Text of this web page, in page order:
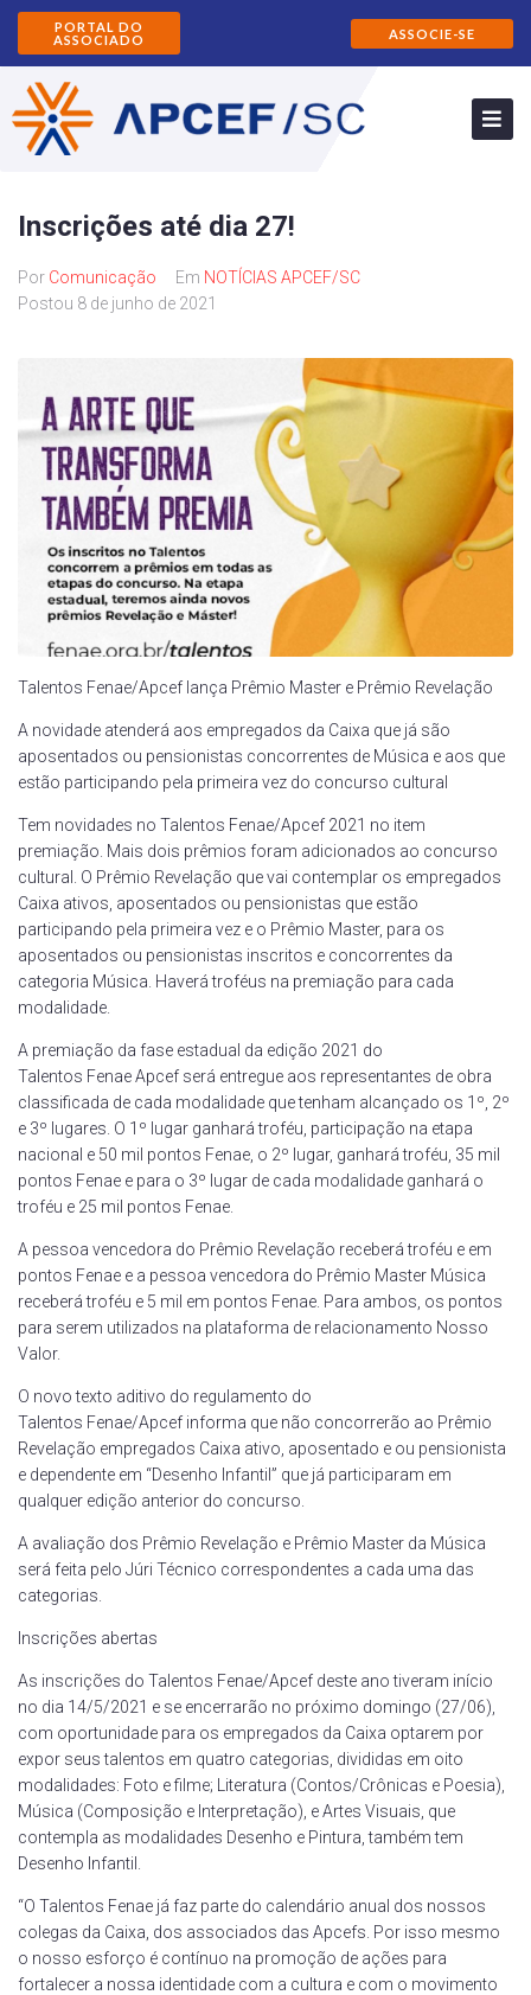
PORTAL DO
ASSOCIADO
ASSOCIE-SE
Inscrições até dia 27!
Por Comunicação Em NOTÍCIAS APCEF/SC
Postou 8 de junho de 2021
Talentos Fenae/Apcef lança Prêmio Master e Prêmio Revelação
A novidade atenderá aos empregados da Caixa que já são
aposentados ou pensionistas concorrentes de Música e aos que
estão participando pela primeira vez do concurso cultural
Tem novidades no Talentos Fenae/Apcef 2021 no item
premiação. Mais dois prêmios foram adicionados ao concurso
cultural. O Prêmio Revelação que vai contemplar os empregados
Caixa ativos, aposentados ou pensionistas que estão
participando pela primeira vez e o Prêmio Master, para os
aposentados ou pensionistas inscritos e concorrentes da
categoria Música. Haverá troféus na premiação para cada
modalidade.
A premiação da fase estadual da edição 2021 do
Talentos Fenae Apcef será entregue aos representantes de obra
classificada de cada modalidade que tenham alcançado os 1º, 2º
e 3º lugares. O 1º lugar ganhará troféu, participação na etapa
nacional e 50 mil pontos Fenae, o 2º lugar, ganhará troféu, 35 mil
pontos Fenae e para o 3º lugar de cada modalidade ganhará o
troféu e 25 mil pontos Fenae.
A pessoa vencedora do Prêmio Revelação receberá troféu e em
pontos Fenae e a pessoa vencedora do Prêmio Master Música
receberá troféu e 5 mil em pontos Fenae. Para ambos, os pontos
para serem utilizados na plataforma de relacionamento Nosso
Valor.
O novo texto aditivo do regulamento do
Talentos Fenae/Apcef informa que não concorrerão ao Prêmio
Revelação empregados Caixa ativo, aposentado e ou pensionista
e dependente em “Desenho Infantil” que já participaram em
qualquer edição anterior do concurso.
A avaliação dos Prêmio Revelação e Prêmio Master da Música
será feita pelo Júri Técnico correspondentes a cada uma das
categorias.
Inscrições abertas
As inscrições do Talentos Fenae/Apcef deste ano tiveram início
no dia 14/5/2021 e se encerrarão no próximo domingo (27/06),
com oportunidade para os empregados da Caixa optarem por
expor seus talentos em quatro categorias, divididas em oito
modalidades: Foto e filme; Literatura (Contos/Crônicas e Poesia),
Música (Composição e Interpretação), e Artes Visuais, que
contempla as modalidades Desenho e Pintura, também tem
Desenho Infantil.
“O Talentos Fenae já faz parte do calendário anual dos nossos
colegas da Caixa, dos associados das Apcefs. Por isso mesmo
o nosso esforço é contínuo na promoção de ações para
fortalecer a nossa identidade com a cultura e com o movimento